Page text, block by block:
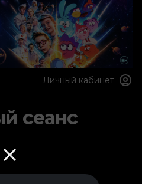
Личный кабинет
сеанс